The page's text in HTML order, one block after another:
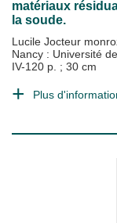
matériaux
la soude.
Lucile Jocteur
Nancy : Université
IV-120 p. ; 30 cm
Plus